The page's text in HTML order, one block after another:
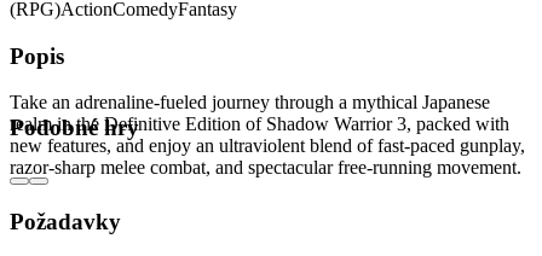
(RPG)ActionComedyFantasy
Popis
Take an adrenaline-fueled journey through a mythical Japanese
realm in the Definitive Edition of Shadow Warrior 3, packed with
new features, and enjoy an ultraviolent blend of fast-paced gunplay,
razor-sharp melee combat, and spectacular free-running movement.
Podobné hry
Požadavky